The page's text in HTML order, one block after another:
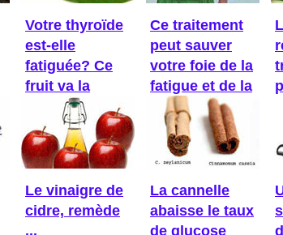
Votre thyroïde
est-elle
fatiguée? Ce
fruit va la
réveiller!
Ce traitement
peut sauver
votre foie de la
fatigue et de la
Le vinaigre de
cidre, remède
...
La cannelle
abaisse le taux
de glucose